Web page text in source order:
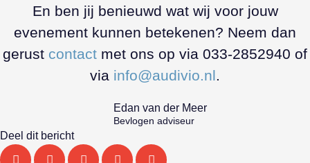
En ben jij benieuwd wat wij voor jouw
evenement kunnen betekenen? Neem dan
gerust contact met ons op via 033-2852940 of
via info@audivio.nl.
Edan van der Meer
Bevlogen adviseur
Deel dit bericht